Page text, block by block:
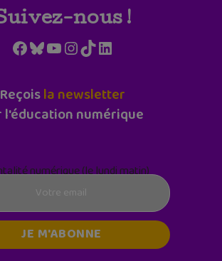
nous !
Facebook
Bluesky
YouTube
Instagram
TikTokLinkedIn
Reçoisla newsletter
l'éducation numérique
numérique (le lundi matin)